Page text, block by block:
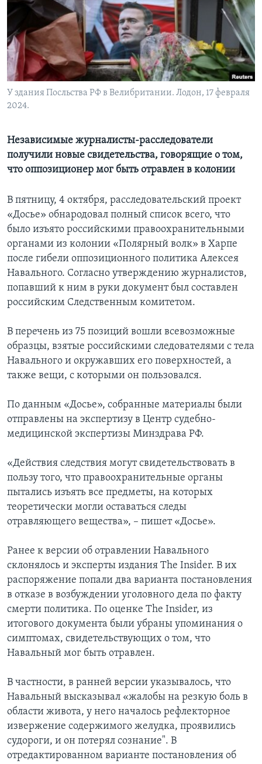
Learning English
СОЦИАЛЬНЫЕ СЕТИ
Языки
У здания Посльства РФ в Велибритании. Лодон, 17 февраля
2024.
Независимые журналисты-расследователи
получили новые свидетельства, говорящие о том,
что оппозиционер мог быть отравлен в колонии
В пятницу, 4 октября, расследовательский проект
«Досье» обнародовал полный список всего, что
было изъято российскими правоохранительными
органами из колонии «Полярный волк» в Харпе
после гибели оппозиционного политика Алексея
Навального. Согласно утверждению журналистов,
попавший к ним в руки документ был составлен
российским Следственным комитетом.
В перечень из 75 позиций вошли всевозможные
образцы, взятые российскими следователями с тела
Навального и окружавших его поверхностей, а
также вещи, с которыми он пользовался.
По данным «Досье», собранные материалы были
отправлены на экспертизу в Центр судебно-
медицинской экспертизы Минздрава РФ.
«Действия следствия могут свидетельствовать в
пользу того, что правоохранительные органы
пытались изъять все предметы, на которых
теоретически могли оставаться следы
отравляющего вещества», – пишет «Досье».
Ранее к версии об отравлении Навального
склонялось и эксперты издания The Insider. В их
распоряжение попали два варианта постановления
в отказе в возбуждении уголовного дела по факту
смерти политика. По оценке The Insider, из
итогового документа были убраны упоминания о
симптомах, свидетельствующих о том, что
Навальный мог быть отравлен.
В частности, в ранней версии указывалось, что
Навальный высказывал «жалобы на резкую боль в
области живота, у него началось рефлекторное
извержение содержимого желудка, проявились
судороги, и он потерял сознание". В
отредактированном варианте постановления об